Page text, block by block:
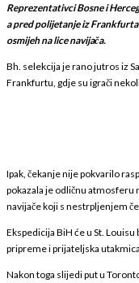
Reprezentativci Bosne i
a pred polijetanje iz
osmijeh na lice navijača.
Bh. selekcija je rano jutros iz
Frankfurtu, gdje su igrači
Ipak, čekanje nije pokvarilo
pokazala je odličnu atmosferu
navijače koji s nestrpljenjem
Ekspedicija BiH će u St.
pripreme i prijateljska
Nakon toga slijedi put u